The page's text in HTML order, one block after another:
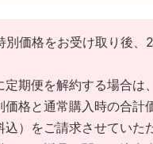
別価格をお受け取り後、
定期便を解約する場合は
価格と通常購入時の合計
込）をご請求させていた